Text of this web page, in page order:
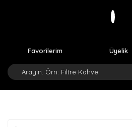
Favorilerim Üyelik